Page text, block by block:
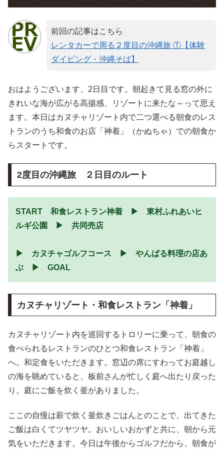
前回の記事はこちら
レンタカーで周る２度目の沖縄旅 ①【体験
ダイビング・沖縄そば】
おはようございます、2日目です。朝起きて見る窓の外に
きれいな海が広がる高揚感、リゾートに来たな～って思え
ます。本日はカヌチャリゾート内で二つ選べる朝食のレス
トランのうち和食のお店「神着」（かぬちゃ）での朝食か
らスタートです。
2度目の沖縄旅 ２日目のルート
START 和食レストラン神着 ▶ 東村ふれあいヒ
ルギ公園 ▶ 共同売店
▶ カヌチャゴルフコース ▶ やんばる料理の店あ
ぶ ▶ GOAL
カヌチャリゾート・和食レストラン「神着」
カヌチャリゾート内を巡回するトロリーに乗って、朝食の
食べられるレストランのひとつ和食レストラン「神着」
へ。和定食をいただきます。窓辺の席にすわってお庭越し
の海を眺めていると、板前さんが忙しく庭へ出たり戻った
り。庭にご飯を炊く釜がありました。
ここの自慢は薪で炊く釜炊きごはんとのことで、出てきた
ご飯は白くてツヤツヤ。おいしいおかずと共に、朝から元
気をいただきます。今日は午後からゴルフだから、朝食が